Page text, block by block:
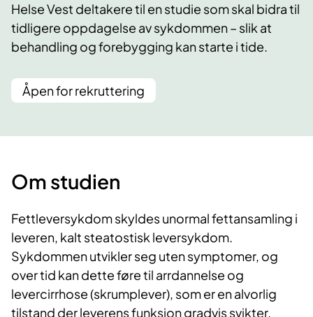
Helse Vest deltakere til en studie som skal bidra til
tidligere oppdagelse av sykdommen – slik at
behandling og forebygging kan starte i tide.
Åpen for rekruttering
Om studien
Fettleversykdom skyldes unormal fettansamling i
leveren, kalt steatostisk leversykdom.
Sykdommen utvikler seg uten symptomer, og
over tid kan dette føre til arrdannelse og
levercirrhose (skrumplever), som er en alvorlig
tilstand der leverens funksjon gradvis svikter.